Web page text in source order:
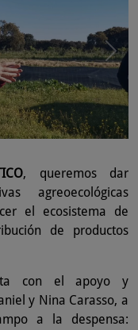
, queremos dar
agreoecológicas
el ecosistema de
de productos
con el apoyo y
y Nina Carasso, a
a la despensa: